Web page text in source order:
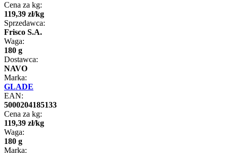
Cena za kg:
119,39 zł/kg
Sprzedawca:
Frisco S.A.
Waga:
180 g
Dostawca:
NAVO
Marka:
GLADE
EAN:
5000204185133
Cena za kg:
119,39 zł/kg
Waga:
180 g
Marka: